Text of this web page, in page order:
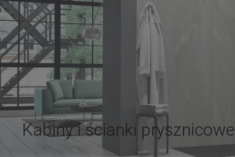
Kabiny i ścianki prysznicowe